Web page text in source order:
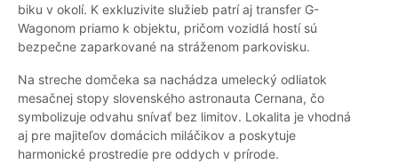
biku v okolí. K exkluzivite služieb patrí aj transfer G-
Wagonom priamo k objektu, pričom vozidlá hostí sú
bezpečne zaparkované na stráženom parkovisku.
Na streche domčeka sa nachádza umelecký odliatok
mesačnej stopy slovenského astronauta Cernana, čo
symbolizuje odvahu snívať bez limitov. Lokalita je vhodná
aj pre majiteľov domácich miláčikov a poskytuje
harmonické prostredie pre oddych v prírode.